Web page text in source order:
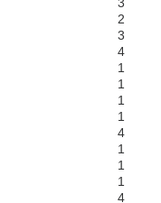
2
3
4
1
1
1
1
4
1
1
1
4